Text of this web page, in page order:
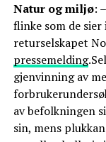
Natur og miljø:
flinke som de
returselskapet
pressemelding
gjenvinning av
av befolkningen
sin, mens